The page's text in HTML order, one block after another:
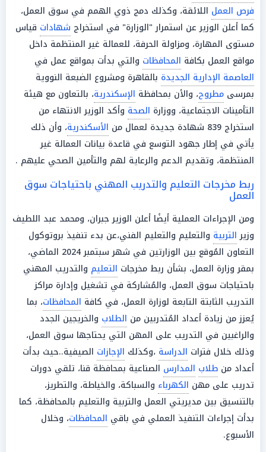
فرص العمل اللائقة، وكذلك دمج ذوي الهمم في سوق العمل،
كما أعلن الوزير عن استمرار "الوزارة" في استخراج شهادات قياس
مستوى المهارة، ومزاولة الحرفة، للعمالة غير المنتظمة داخل
مواقع العمل بكافة المحافظات والتي بدأت بمواقع عمل في
العاصمة الإدارية الجديدة بالقاهرة ومشروع الضبعة النووية
بمرسى مطروح، والأن بمحافظة الإسكندرية، بالتعاون مع هيئة
التأمينات الاجتماعية، ووزارة الصحة وأكد الوزير الانتهاء من
استخراج 839 شهادة جديدة لعمال من
الأسكندرية، وأن ذلك
يأتي في إطار جهود التوسع في قاعدة بيانات العمالة غير
المنتظمة، وتقديم الدعم والرعاية لهم والتأمين الصحي عليهم .
ربط مخرجات التعليم والتدريب المهني باحتياجات سوق
العمل
ومن الإجراءات العملية أيضًا أعلن الوزير جبران، ومحمد عبد اللطيف
وزيرالتربية والتعليم والتعليم الفني،عن بدء تنفيذ بروتوكول
التعاون المُوقع بين الوزارتين في شهر سبتمبر 2024 الماضي،
بمقر وزارة العمل، بشأن ربط مخرجات التعليم والتدريب المهني
باحتياجات سوق العمل، والمُشاركة في تشغيل وإدارة مراكز
التدريب الثابتة التابعة لوزارة العمل، في كافة المحافظات، بما
يُعزز من زيادة أعداد المُتدربين من الطلاب والخريجين الجدد
والراغبين في التدريب على المهن التي يحتاجها سوق العمل،
وذلك خلال فترات الدراسة ،وكذلك الإجازات الصيفية..حيث بدأت
أعداد من طلاب المدارس الصناعية بمحافظة قنا، تلقي دورات
تدريب على مهن الكهرباء والسباكة، والخياطة، والتطريز،
بالتنسيق بين مديريتي العمل والتربية والتعليم بالمحافظة، كما
بدأت إجراءات التنفيذ العملي في باقي المحافظات، وخلال
الأسبوع.